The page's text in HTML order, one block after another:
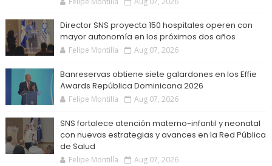
Director SNS proyecta 150 hospitales operen con
mayor autonomía en los próximos dos años
Felipe Montilla Aug 07, 2026
Banreservas obtiene siete galardones en los Effie
Awards República Dominicana 2026
Felipe Montilla Aug 07, 2026
SNS fortalece atención materno-infantil y neonatal
con nuevas estrategias y avances en la Red Pública
de Salud
Felipe Montilla Aug 07, 2026